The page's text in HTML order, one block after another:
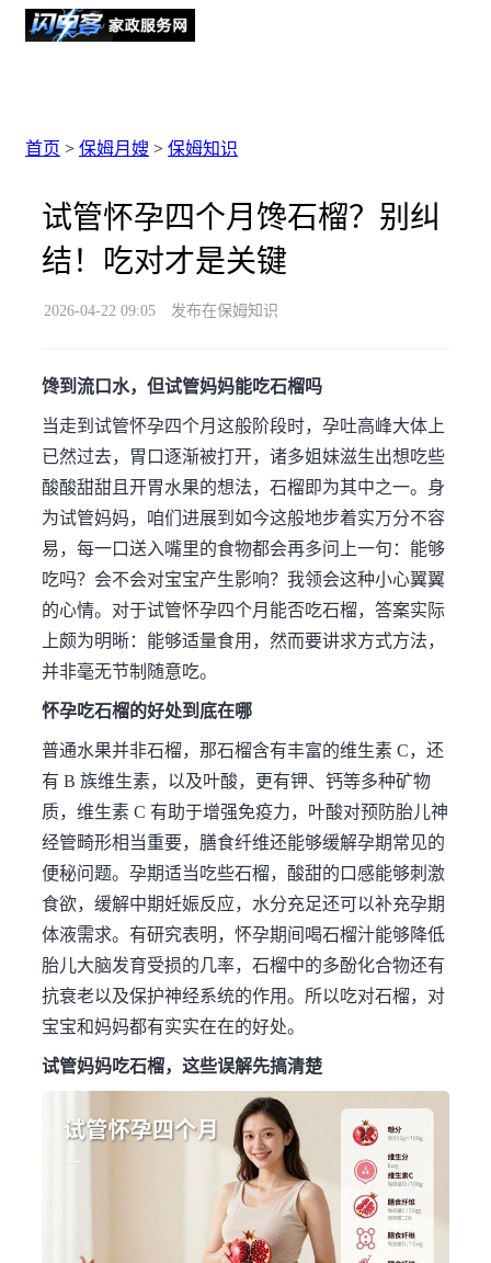
首页 > 保姆月嫂 > 保姆知识
试管怀孕四个月馋石榴？别纠
结！吃对才是关键
2026-04-22 09:05 发布在保姆知识
馋到流口水，但试管妈妈能吃石榴吗
当走到试管怀孕四个月这般阶段时，孕吐高峰大体上
已然过去，胃口逐渐被打开，诸多姐妹滋生出想吃些
酸酸甜甜且开胃水果的想法，石榴即为其中之一。身
为试管妈妈，咱们进展到如今这般地步着实万分不容
易，每一口送入嘴里的食物都会再多问上一句：能够
吃吗？会不会对宝宝产生影响？我领会这种小心翼翼
的心情。对于试管怀孕四个月能否吃石榴，答案实际
上颇为明晰：能够适量食用，然而要讲求方式方法，
并非毫无节制随意吃。
怀孕吃石榴的好处到底在哪
普通水果并非石榴，那石榴含有丰富的维生素 C，还
有 B 族维生素，以及叶酸，更有钾、钙等多种矿物
质，维生素 C 有助于增强免疫力，叶酸对预防胎儿神
经管畸形相当重要，膳食纤维还能够缓解孕期常见的
便秘问题。孕期适当吃些石榴，酸甜的口感能够刺激
食欲，缓解中期妊娠反应，水分充足还可以补充孕期
体液需求。有研究表明，怀孕期间喝石榴汁能够降低
胎儿大脑发育受损的几率，石榴中的多酚化合物还有
抗衰老以及保护神经系统的作用。所以吃对石榴，对
宝宝和妈妈都有实实在在的好处。
试管妈妈吃石榴，这些误解先搞清楚